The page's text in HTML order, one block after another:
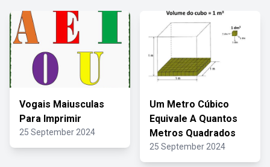
Vogais Maiusculas
Para Imprimir
25 September 2024
Um Metro Cúbico
Equivale A Quantos
Metros Quadrados
25 September 2024